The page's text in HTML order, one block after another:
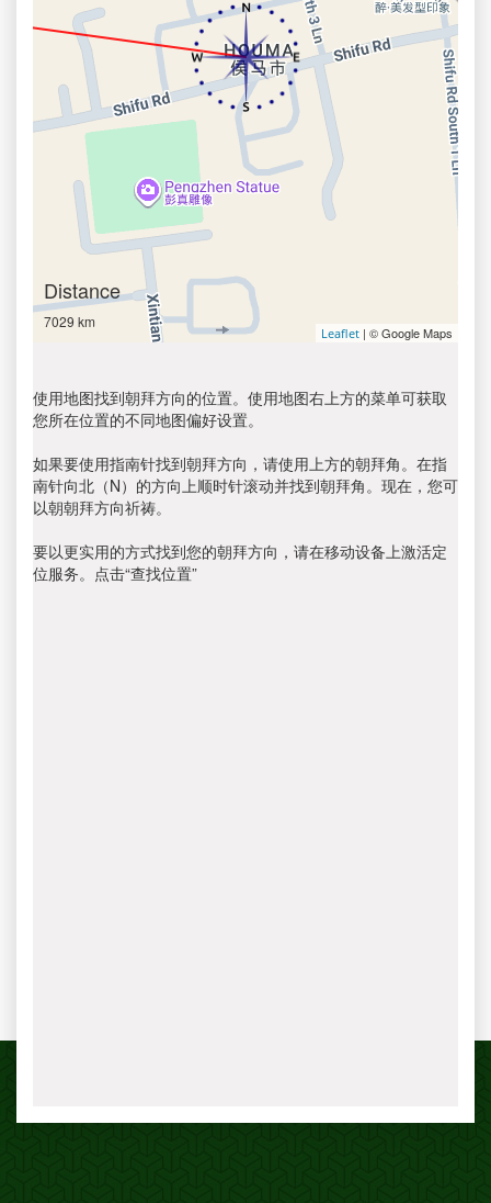
Distance
7029 km
Leaflet | © Google Maps
使用地图找到朝拜方向的位置。使用地图右上方的菜单可获取
您所在位置的不同地图偏好设置。
如果要使用指南针找到朝拜方向，请使用上方的朝拜角。在指
南针向北（N）的方向上顺时针滚动并找到朝拜角。现在，您可
以朝朝拜方向祈祷。
要以更实用的方式找到您的朝拜方向，请在移动设备上激活定
位服务。点击“查找位置”